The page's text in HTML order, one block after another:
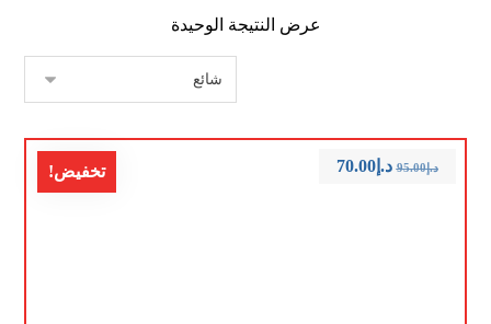
عرض النتيجة الوحيدة
تخفيض! د.إ95.00 د.إ70.00